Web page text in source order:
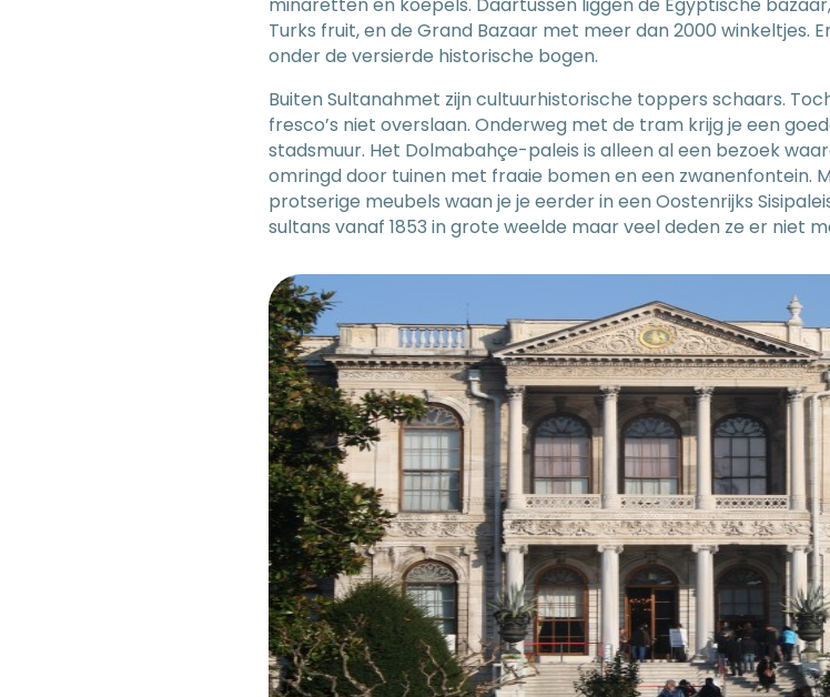
Turks fruit, en de Grand Bazaar met meer dan 2000 winkeltjes.
onder de versierde historische bogen.
Buiten Sultanahmet zijn cultuurhistorische toppers schaars.
fresco’s niet overslaan. Onderweg met de tram krijg je een
stadsmuur. Het Dolmabahçe-paleis is alleen al een bezoek
omringd door tuinen met fraaie bomen en een zwanenfontein.
protserige meubels waan je je eerder in een Oostenrijks
sultans vanaf 1853 in grote weelde maar veel deden ze er niet